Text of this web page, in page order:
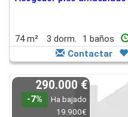
74 m² 3 dorm. 1 baños
Contactar
290.000 €
-7%
Ha bajado
19.900€